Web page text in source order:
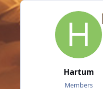
Hartum
Members